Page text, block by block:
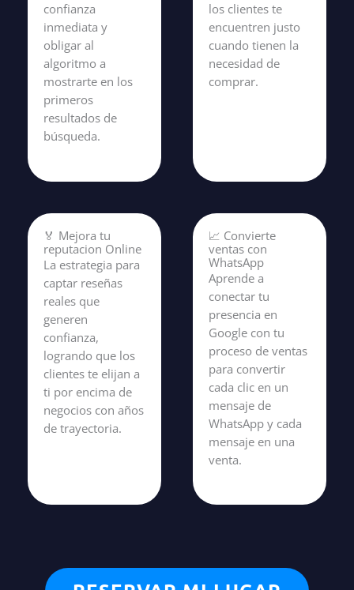
confianza
inmediata y
obligar al
algoritmo a
mostrarte en los
primeros
resultados de
búsqueda.
los clientes te
encuentren justo
cuando tienen la
necesidad de
comprar.
🏅 Mejora tu
reputacion Online
La estrategia para
captar reseñas
reales que
generen
confianza,
logrando que los
clientes te elijan a
ti por encima de
negocios con años
de trayectoria.
📈 Convierte
ventas con
WhatsApp
Aprende a
conectar tu
presencia en
Google con tu
proceso de ventas
para convertir
cada clic en un
mensaje de
WhatsApp y cada
mensaje en una
venta.